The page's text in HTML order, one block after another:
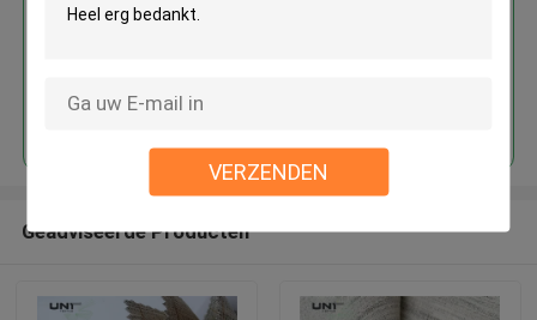
VERZENDEN
Doorgaan
Geadviseerde Producten